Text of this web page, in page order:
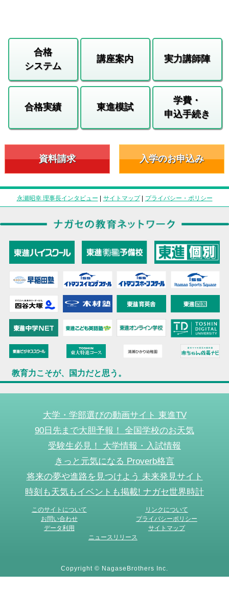
合格
システム
講座案内 実力講師陣
合格実績 東進模試
学費・
申込手続き
資料請求 入学のお申込み
永瀬昭幸 理事長インタビュー | サイトマップ| プライバシー・ポリシー
教育力こそが、国力だと思う。
大学・学部選びの動画サイト 東進TV
90日先まで大胆予報！ 全国学校のお天気
受験生必見！ 大学情報・入試情報
きっと元気になる Proverb格言
将来の夢や進路を見つけよう 未来発見サイト
時刻も天気もイベントも掲載! ナガセ世界時計
このサイトについて
リンクについて
お問い合わせ
プライバシーポリシー
データ利用
サイトマップ
ニュースリリース
Copyright © NagaseBrothers Inc.